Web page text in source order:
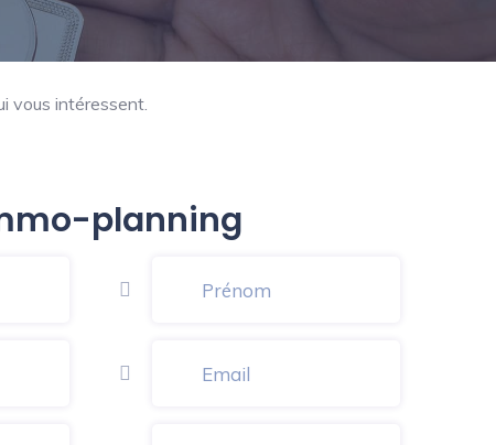
vous intéressent.
planning